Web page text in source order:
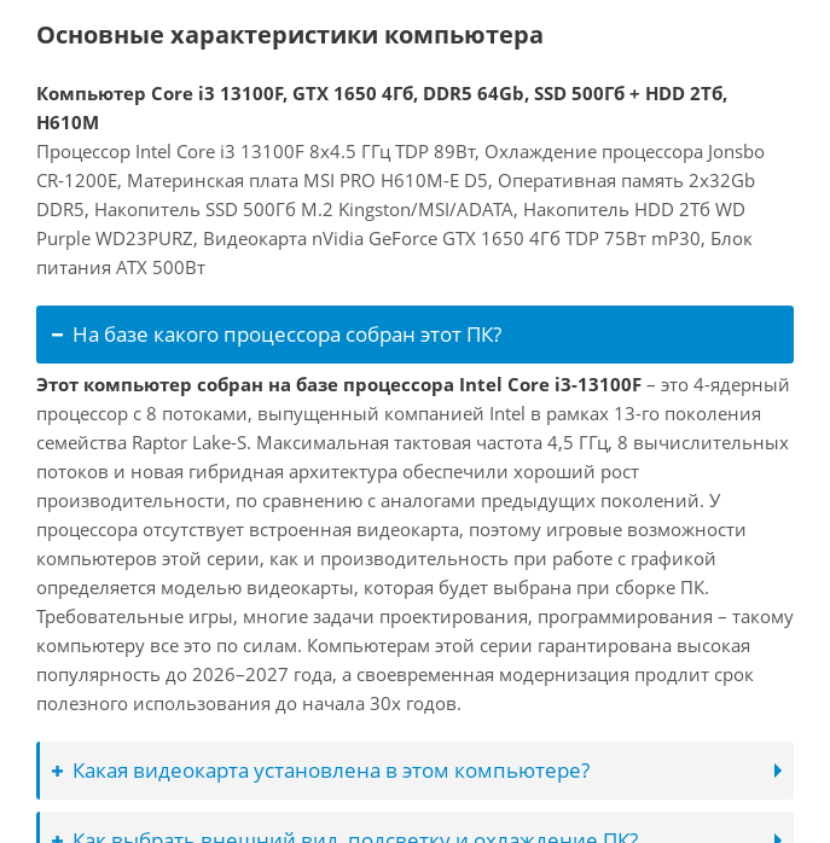
Основные характеристики компьютера
Компьютер Core i3 13100F, GTX 1650 4Гб, DDR5 64Gb, SSD 500Гб + HDD 2Тб,
H610M
Процессор Intel Core i3 13100F 8x4.5 ГГц TDP 89Вт, Охлаждение процессора Jonsbo
CR-1200E, Материнская плата MSI PRO H610M-E D5, Оперативная память 2x32Gb
DDR5, Накопитель SSD 500Гб M.2 Kingston/MSI/ADATA, Накопитель HDD 2Тб WD
Purple WD23PURZ, Видеокарта nVidia GeForce GTX 1650 4Гб TDP 75Вт mP30, Блок
питания ATX 500Вт
На базе какого процессора собран этот ПК?
Этот компьютер собран на базе процессора Intel Core i3-13100F – это 4-ядерный
процессор с 8 потоками, выпущенный компанией Intel в рамках 13-го поколения
семейства Raptor Lake-S. Максимальная тактовая частота 4,5 ГГц, 8 вычислительных
потоков и новая гибридная архитектура обеспечили хороший рост
производительности, по сравнению с аналогами предыдущих поколений. У
процессора отсутствует встроенная видеокарта, поэтому игровые возможности
компьютеров этой серии, как и производительность при работе с графикой
определяется моделью видеокарты, которая будет выбрана при сборке ПК.
Требовательные игры, многие задачи проектирования, программирования – такому
компьютеру все это по силам. Компьютерам этой серии гарантирована высокая
популярность до 2026–2027 года, а своевременная модернизация продлит срок
полезного использования до начала 30х годов.
Какая видеокарта установлена в этом компьютере?